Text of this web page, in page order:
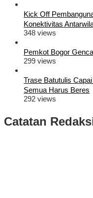
Kick Off
Konektivitas
348 views
Pemkot Bogor
299 views
Trase Batutulis
Semua Harus Beres
292 views
Catatan